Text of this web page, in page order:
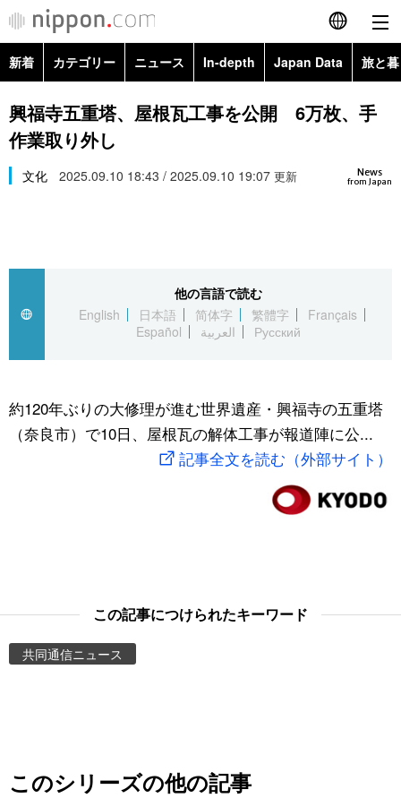
English
简体字
Русский
カテゴリー
経済・ビジネス
国際
文化
トップ
アーカイブ
In-depth
Japan Data
動画/Live
お知らせ
新着 カテゴリー ニュース In-depth Japan Data 旅と
政治・外交
経済・ビジネス
スポーツ・東京2020
Topics
興福寺五重塔、屋根瓦工事を公開 6万枚、手
作業取り外し
News
from Japan
文化 2025.09.10 18:43 / 2025.09.10 19:07 更新
他の言語で読む
English
日本語 简体字 繁體字
Français
Español
العربية Русский
約120年ぶりの大修理が進む世界遺産・興福寺の五重塔
（奈良市）で10日、屋根瓦の解体工事が報道陣に公...
記事全文を読む（外部サイト）
この記事につけられたキーワード
共同通信ニュース
このシリーズの他の記事